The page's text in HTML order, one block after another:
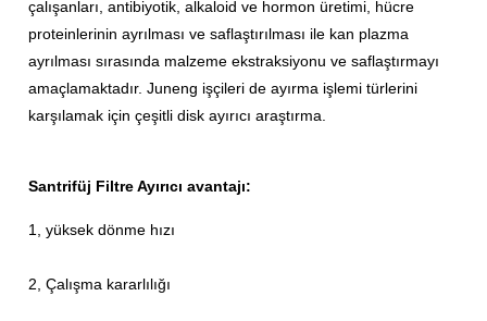
çalışanları, antibiyotik, alkaloid ve hormon üretimi, hücre
proteinlerinin ayrılması ve saflaştırılması ile kan plazma
ayrılması sırasında malzeme ekstraksiyonu ve saflaştırmayı
amaçlamaktadır. Juneng işçileri de ayırma işlemi türlerini
karşılamak için çeşitli disk ayırıcı araştırma.
Santrifüj Filtre Ayırıcı avantajı:
1, yüksek dönme hızı
2, Çalışma kararlılığı